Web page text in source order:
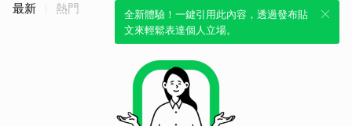
全新體驗！一鍵引用此內容，透過發布貼
文來輕鬆表達個人立場。
最新 熱門